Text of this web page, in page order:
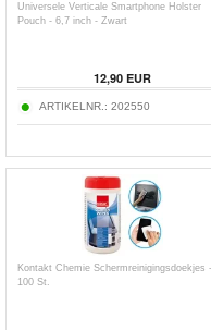
Universele Verticale Smartphone Holster
Pouch - 6,7 inch - Zwart
12,90EUR
ARTIKELNR.: 202550
Kontakt Chemie Schermreinigingsdoekjes -
100 St.